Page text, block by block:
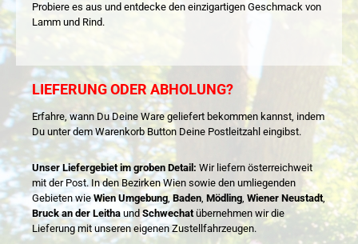
Probiere es aus und entdecke den einzigartigen Geschmack von
Lamm und Rind.
LIEFERUNG ODER ABHOLUNG?
Erfahre, wann Du Deine Ware geliefert bekommen kannst, indem
Du unter dem Warenkorb Button Deine Postleitzahl eingibst.
Unser Liefergebiet im groben Detail: Wir liefern österreichweit
mit der Post. In den Bezirken Wien sowie den umliegenden
Gebieten wie Wien Umgebung,Baden Mödling Wiener Neustadt,
Bruck an der Leitha undSchwechat übernehmen wir die
Lieferung mit unseren eigenen Zustellfahrzeugen.